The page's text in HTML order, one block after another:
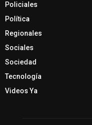
Policiales
Política
Regionales
Sociales
Sociedad
Tecnología
Videos Ya